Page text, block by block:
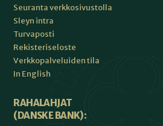
Seuranta verkkosivustolla
Sleyn intra
Turvaposti
Rekisteriseloste
Verkkopalveluiden tila
In English
RAHALAHJAT
(DANSKE BANK):